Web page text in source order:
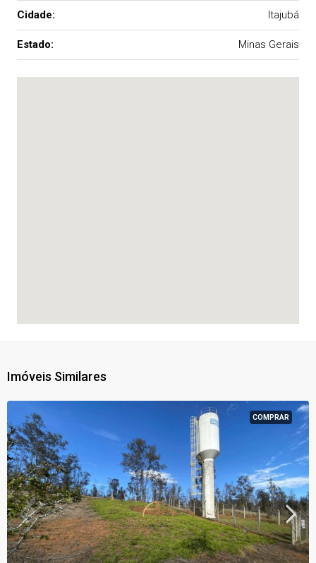
Cidade: Itajubá
Estado: Minas Gerais
Imóveis Similares
COMPRAR